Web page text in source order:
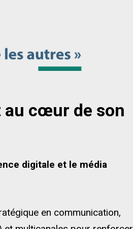
au cœur de son
digitale et le média
en communication,